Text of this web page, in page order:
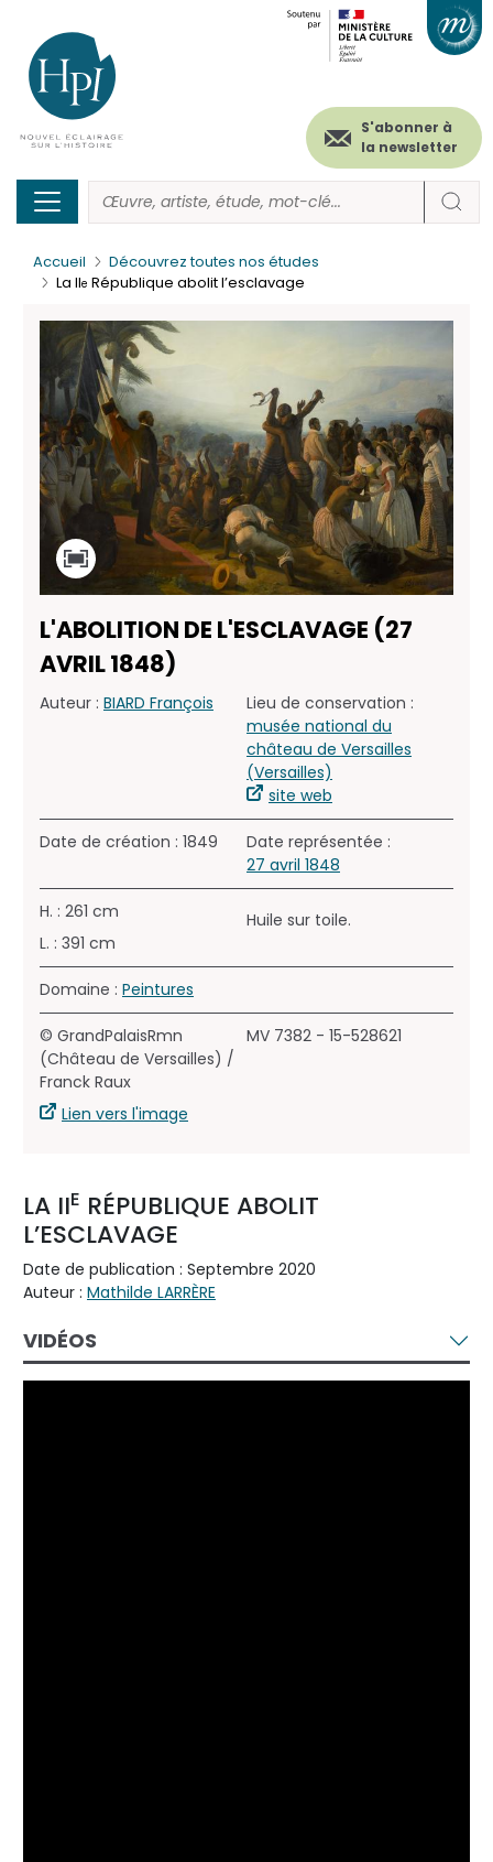
contenu
principal
Menu
secondaire
(header)
S'abonner à
la newsletter
Accueil
Découvrez toutes nos études
La IIe République abolit l’esclavage
L'ABOLITION DE L'ESCLAVAGE (27
AVRIL 1848)
Auteur : BIARD François
Lieu de conservation :
musée national du
château de Versailles
(Versailles)
site web
Date de création : 1849
Date représentée :
27 avril 1848
H. : 261 cm
L. : 391 cm
Huile sur toile.
Domaine : Peintures
© GrandPalaisRmn
(Château de Versailles) /
Franck Raux
Lien vers l'image
MV 7382 - 15-528621
LA IIE RÉPUBLIQUE ABOLIT
L’ESCLAVAGE
Date de publication : Septembre 2020
Auteur : Mathilde LARRÈRE
VIDÉOS